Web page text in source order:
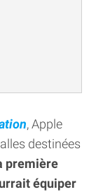
, Apple
destinées
première
équiper